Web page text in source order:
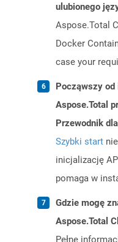
ulubionego
Aspose.Total
Docker
case your
Począwszy od
Aspose.Total
Przewodnik
Szybki start
inicjalizację
pomaga w
Gdzie mogę
Aspose.Total
Pełne